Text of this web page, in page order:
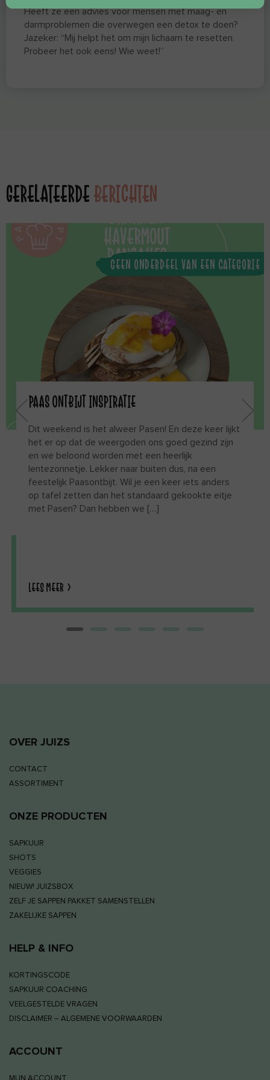
Heeft ze een advies voor mensen met maag- en
darmproblemen die overwegen een detox te doen?
Jazeker: “Mij helpt het om mijn lichaam te resetten.
Probeer het ook eens! Wie weet!”
GERELATEERDEBERICHTEN
GEEN ONDERDEEL VAN EEN CATEGORIE
PAAS ONTBIJT INSPIRATIE
Dit weekend is het alweer Pasen! En deze keer lijkt
het er op dat de weergoden ons goed gezind zijn
en we beloond worden met een heerlijk
lentezonnetje. Lekker naar buiten dus, na een
feestelijk Paasontbijt. Wil je een keer iets anders
op tafel zetten dan het standaard gekookte eitje
met Pasen? Dan hebben we […]
LEES MEER
OVER JUIZS
CONTACT
ASSORTIMENT
ONZE PRODUCTEN
SAPKUUR
SHOTS
VEGGIES
NIEUW! JUIZSBOX
ZELF JE SAPPEN PAKKET SAMENSTELLEN
ZAKELIJKE SAPPEN
HELP & INFO
KORTINGSCODE
SAPKUUR COACHING
VEELGESTELDE VRAGEN
DISCLAIMER – ALGEMENE VOORWAARDEN
ACCOUNT
MIJN ACCOUNT